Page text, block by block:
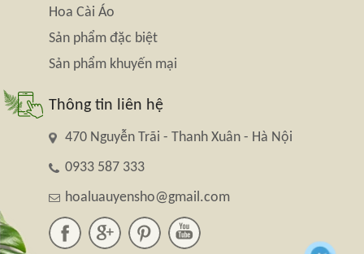
Hoa Cài Áo
Sản phẩm đặc biệt
Sản phẩm khuyến mại
Thông tin liên hệ
470 Nguyễn Trãi - Thanh Xuân - Hà Nội
0933 587 333
hoaluauyensho@gmail.com